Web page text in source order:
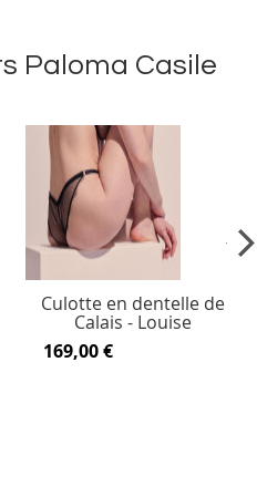
Paloma Casile
Culotte en dentelle de
Calais - Louise
169,00 €